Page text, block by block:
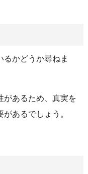
かどうか尋ねま
があるため、真実を
あるでしょう。